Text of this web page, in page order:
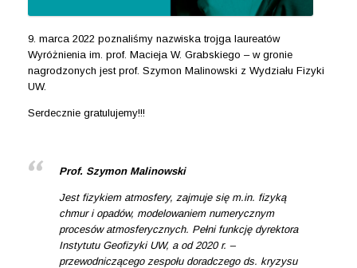
9. marca 2022 poznaliśmy nazwiska trojga laureatów
Wyróżnienia im. prof. Macieja W. Grabskiego – w gronie
nagrodzonych jest prof. Szymon Malinowski z Wydziału Fizyki
UW.
Serdecznie gratulujemy!!!
Prof. Szymon Malinowski
Jest fizykiem atmosfery, zajmuje się m.in. fizyką
chmur i opadów, modelowaniem numerycznym
procesów atmosferycznych. Pełni funkcję dyrektora
Instytutu Geofizyki UW, a od 2020 r. –
przewodniczącego zespołu doradczego ds. kryzysu